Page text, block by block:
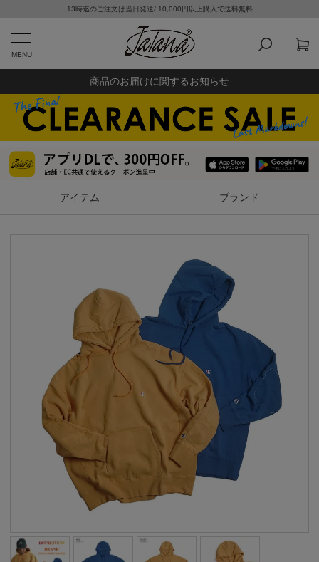
13時迄のご注文は当日発送/ 10,000円以上購入で送料無料
MENU
商品のお届けに関するお知らせ
アイテム ブランド